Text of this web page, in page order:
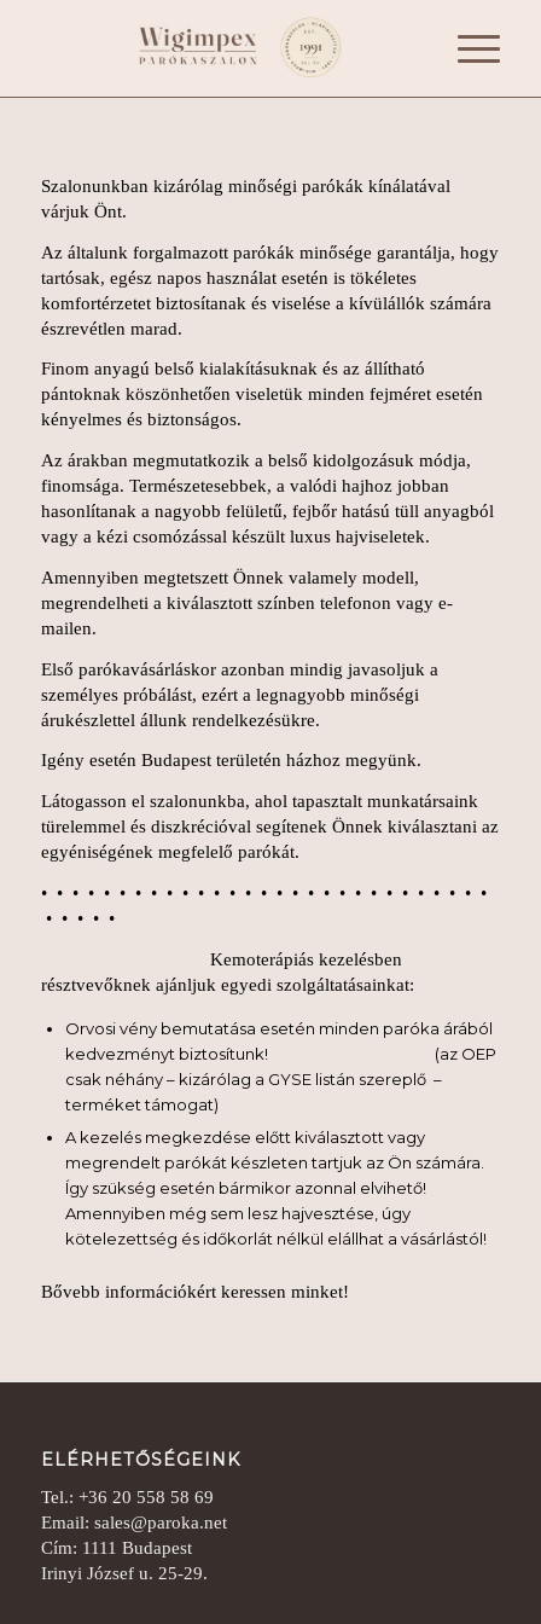
Szalonunkban kizárólag minőségi parókák kínálatával
várjuk Önt.
Az általunk forgalmazott parókák minősége garantálja, hogy
tartósak, egész napos használat esetén is tökéletes
komfortérzetet biztosítanak és viselése a kívülállók számára
észrevétlen marad.
Finom anyagú belső kialakításuknak és az állítható
pántoknak köszönhetően viseletük minden fejméret esetén
kényelmes és biztonságos.
Az árakban megmutatkozik a belső kidolgozásuk módja,
finomsága. Természetesebbek, a valódi hajhoz jobban
hasonlítanak a nagyobb felületű, fejbőr hatású tüll anyagból
vagy a kézi csomózással készült luxus hajviseletek.
Amennyiben megtetszett Önnek valamely modell,
megrendelheti a kiválasztott színben telefonon vagy e-
mailen.
Első parókavásárláskor azonban mindig javasoljuk a
személyes próbálást, ezért a legnagyobb minőségi
árukészlettel állunk rendelkezésükre.
Igény esetén Budapest területén házhoz megyünk.
Látogasson el szalonunkba, ahol tapasztalt munkatársaink
türelemmel és diszkrécióval segítenek Önnek kiválasztani az
egyéniségének megfelelő parókát.
• • • • • • • • • • • • • • • • • • • • • • • • • • • • •
• • • • •
Kemoterápiás kezelésben
résztvevőknek ajánljuk egyedi szolgáltatásainkat:
Orvosi vény bemutatása esetén minden paróka árából
kedvezményt biztosítunk! (az OEP
csak néhány – kizárólag a GYSE listán szereplő –
terméket támogat)
A kezelés megkezdése előtt kiválasztott vagy
megrendelt parókát készleten tartjuk az Ön számára.
Így szükség esetén bármikor azonnal elvihető!
Amennyiben még sem lesz hajvesztése, úgy
kötelezettség és időkorlát nélkül elállhat a vásárlástól!
Bővebb információkért keressen minket!
ELÉRHETŐSÉGEINK
Tel.: +36 20 558 58 69
Email: sales@paroka.net
Cím: 1111 Budapest
Irinyi József u. 25-29.